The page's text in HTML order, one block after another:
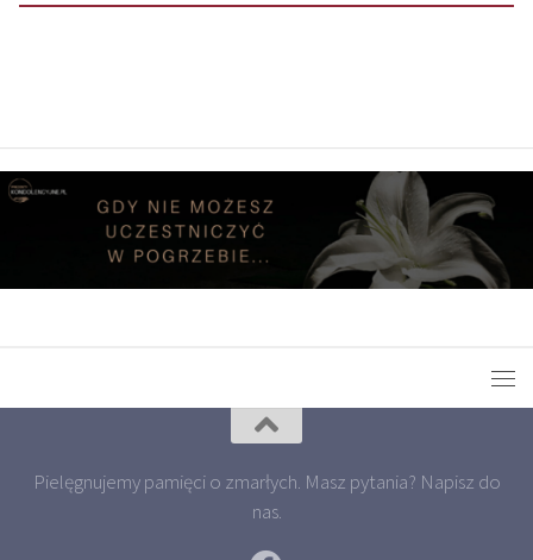
Pielęgnujemy pamięci o zmarłych. Masz pytania? Napisz do
nas.